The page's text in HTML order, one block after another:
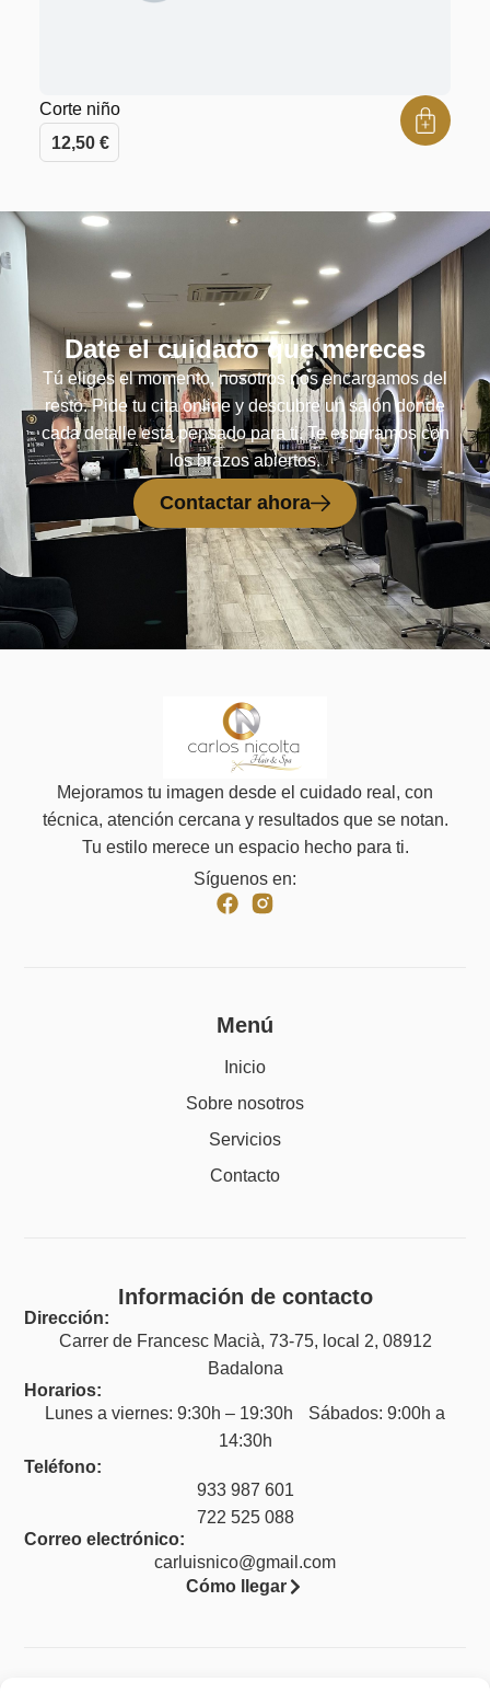
Corte niño
12,50 €
Date el cuidado que mereces
Tú eliges el momento, nosotros nos encargamos del
resto. Pide tu cita online y descubre un salón donde
cada detalle está pensado para ti. Te esperamos con
los brazos abiertos.
Contactar ahora
Mejoramos tu imagen desde el cuidado real, con
técnica, atención cercana y resultados que se notan.
Tu estilo merece un espacio hecho para ti.
Síguenos en:
Menú
Inicio
Sobre nosotros
Servicios
Contacto
Información de contacto
Dirección:
Carrer de Francesc Macià, 73-75, local 2, 08912
Badalona
Horarios:
Lunes a viernes: 9:30h – 19:30h Sábados: 9:00h a
14:30h
Teléfono:
933 987 601
722 525 088
Correo electrónico:
carluisnico@gmail.com
Cómo llegar